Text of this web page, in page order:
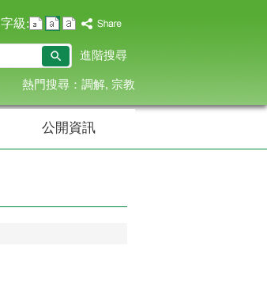
字級:
搜
尋
進階搜尋
熱門搜尋： 調解 宗教
公開資訊